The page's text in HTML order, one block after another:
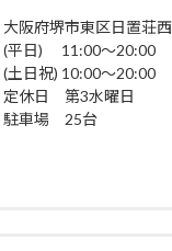
大阪府堺市東区日置荘
(平日) 11:00～20:00
(土日祝) 10:00～20:00
定休日 第3水曜日
駐車場 25台